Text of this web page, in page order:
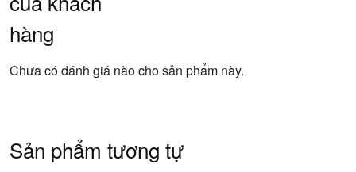
hàng
Chưa có đánh giá nào cho sản phẩm này.
Sản phẩm tương tự